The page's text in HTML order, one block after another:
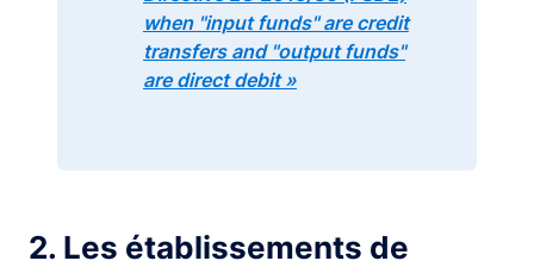
when "input funds" are credit
transfers and "output funds"
are direct debit »
2. Les établissements de